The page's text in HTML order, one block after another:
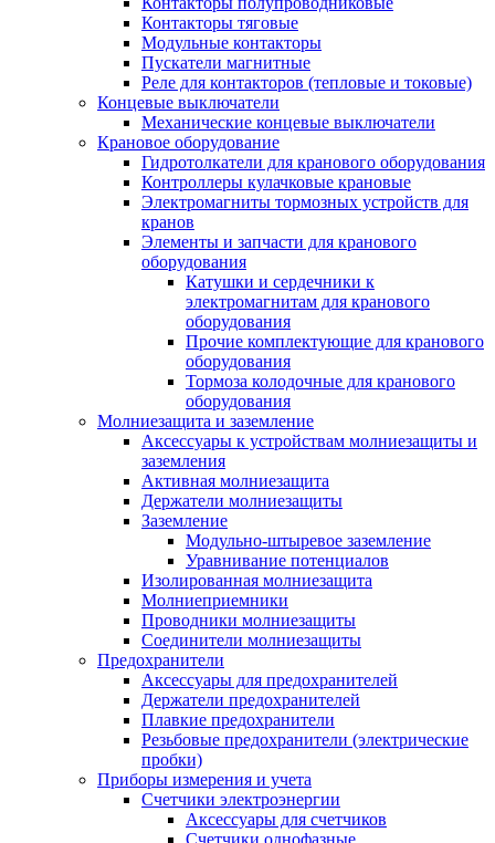
Контакторы тяговые
Модульные контакторы
Пускатели магнитные
Реле для контакторов (тепловые и токовые)
Концевые выключатели
Механические концевые выключатели
Крановое оборудование
Гидротолкатели для кранового оборудования
Контроллеры кулачковые крановые
Электромагниты тормозных устройств для
кранов
Элементы и запчасти для кранового
оборудования
Катушки и сердечники к
электромагнитам для кранового
оборудования
Прочие комплектующие для кранового
оборудования
Тормоза колодочные для кранового
оборудования
Молниезащита и заземление
Аксессуары к устройствам молниезащиты и
заземления
Активная молниезащита
Держатели молниезащиты
Заземление
Модульно-штыревое заземление
Уравнивание потенциалов
Изолированная молниезащита
Молниеприемники
Проводники молниезащиты
Соединители молниезащиты
Предохранители
Аксессуары для предохранителей
Держатели предохранителей
Плавкие предохранители
Резьбовые предохранители (электрические
пробки)
Приборы измерения и учета
Счетчики электроэнергии
Аксессуары для счетчиков
Счетчики однофазные